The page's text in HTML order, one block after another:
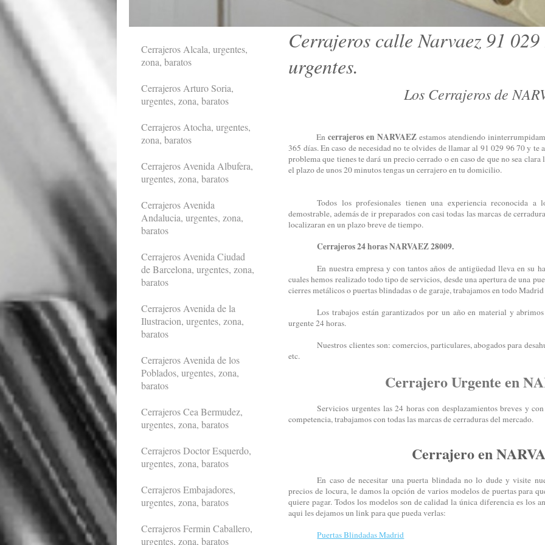
Cerrajeros calle Narvaez 91
urgentes.
Los Cerrajeros de
Encerrajeros en NARVAEZ estamos atendiendo
365 días. En caso de necesidad no te olvides de llamar al 91 029 96 70 y
problema que tienes te dará un precio cerrado o en caso de que no sea
el plazo de unos 20 minutos tengas un cerrajero en tu domicilio.
Todos los profesionales tienen una experiencia reconocida
demostrable, además de ir preparados con casi todas las marcas de
localizaran en un plazo breve de tiempo.
Cerrajeros 24 horas NARVAEZ 28009.
En nuestra empresa y con tantos años de antigüedad lleva en su
cuales hemos realizado todo tipo de servicios, desde una apertura de una
cierres metálicos o puertas blindadas o de garaje, trabajamos en todo
Los trabajos están garantizados por un año en material y
urgente 24 horas.
Nuestros clientes son: comercios, particulares, abogados para
etc.
Cerrajero Urgente en
Servicios urgentes las 24 horas con desplazamientos breves y
competencia, trabajamos con todas las marcas de cerraduras del mercado.
Cerrajero en
En caso de necesitar una puerta blindada no lo dude y visite
precios de locura, le damos la opción de varios modelos de puertas para
quiere pagar. Todos los modelos son de calidad la única diferencia es los
aqui les dejamos un link para que pueda verlas:
Puertas Blindadas Madrid
Cerrajeros Alcala, urgentes,
zona, baratos
Cerrajeros Arturo Soria,
urgentes, zona, baratos
Cerrajeros Atocha, urgentes,
zona, baratos
Cerrajeros Avenida Albufera,
urgentes, zona, baratos
Cerrajeros Avenida
Andalucia, urgentes, zona,
baratos
Cerrajeros Avenida Ciudad
de Barcelona, urgentes, zona,
baratos
Cerrajeros Avenida de la
Ilustracion, urgentes, zona,
baratos
Cerrajeros Avenida de los
Poblados, urgentes, zona,
baratos
Cerrajeros Cea Bermudez,
urgentes, zona, baratos
Cerrajeros Doctor Esquerdo,
urgentes, zona, baratos
Cerrajeros Embajadores,
urgentes, zona, baratos
Cerrajeros Fermin Caballero,
urgentes, zona, baratos